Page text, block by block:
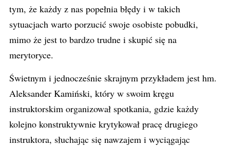
tym, że każdy z nas popełnia błędy i w takich
sytuacjach warto porzucić swoje osobiste pobudki,
mimo że jest to bardzo trudne i skupić się na
merytoryce.
Świetnym i jednocześnie skrajnym przykładem jest hm.
Aleksander Kamiński, który w swoim kręgu
instruktorskim organizował spotkania, gdzie każdy
kolejno konstruktywnie krytykował pracę drugiego
instruktora, słuchając się nawzajem i wyciągając